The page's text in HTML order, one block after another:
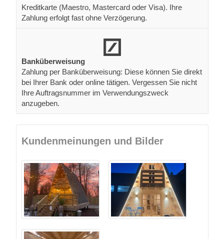
Kreditkarte (Maestro, Mastercard oder Visa). Ihre
Zahlung erfolgt fast ohne Verzögerung.
Banküberweisung
Zahlung per Banküberweisung: Diese können Sie direkt
bei Ihrer Bank oder online tätigen. Vergessen Sie nicht
Ihre Auftragsnummer im Verwendungszweck
anzugeben.
Kundenmeinungen und Bilder